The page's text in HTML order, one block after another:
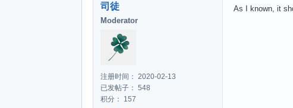
司徒
Moderator
注册时间： 2020-02-13
已发帖子： 548
积分： 157
As I known, it